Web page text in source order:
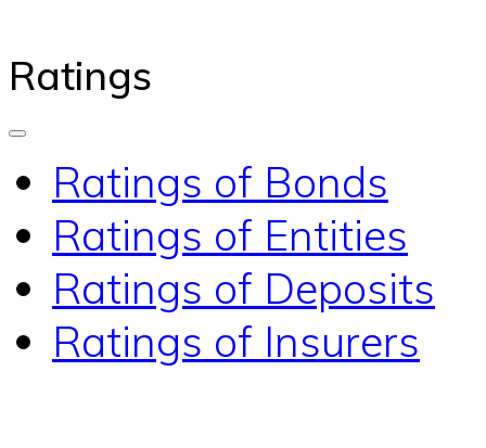
Ratings
Ratings of Bonds
Ratings of Entities
Ratings of Deposits
Ratings of Insurers